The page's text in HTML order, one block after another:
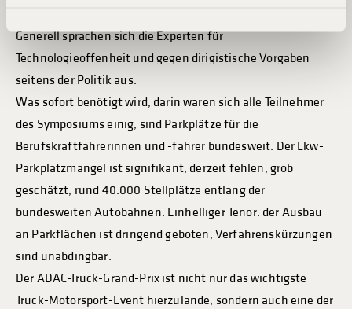
die USA. Das bedeutet, dass Ihre Daten dort nicht im
staatliche Stellen möglicherweise auf Ihre Daten zugreifen
können, ohne dass Ihnen dort Rechte oder Rechtsbehelfe zur
Verfügung stehen.
Sie können Ihre Datenschutzeinstellungen jederzeit ändern
oder Ihre Einwilligung widerrufen, indem Sie unten im
Widerruf wirkt sich nicht auf die Rechtmäßigkeit der bis zum
Widerruf erfolgten Verarbeitung aus. Weitere Informationen
finden Sie in unseren Datenschutzhinweisen.
Generell sprachen sich die Experten für
Technologieoffenheit und gegen dirigistische Vorgaben
seitens der Politik aus.
Was sofort benötigt wird, darin waren sich alle Teilnehmer
des Symposiums einig, sind Parkplätze für die
Berufskraftfahrerinnen und -fahrer bundesweit. Der Lkw-
Parkplatzmangel ist signifikant, derzeit fehlen, grob
geschätzt, rund 40.000 Stellplätze entlang der
bundesweiten Autobahnen. Einhelliger Tenor: der Ausbau
an Parkflächen ist dringend geboten, Verfahrenskürzungen
sind unabdingbar.
Der ADAC-Truck-Grand-Prix ist nicht nur das wichtigste
Truck-Motorsport-Event hierzulande, sondern auch eine der